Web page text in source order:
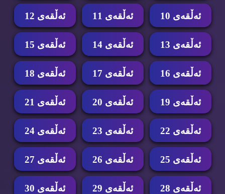
ئه‌ڵقه‌ی 10 ئه‌ڵقه‌ی 11 ئه‌ڵقه‌ی 12
ئه‌ڵقه‌ی 13 ئه‌ڵقه‌ی 14 ئه‌ڵقه‌ی 15
ئه‌ڵقه‌ی 16 ئه‌ڵقه‌ی 17 ئه‌ڵقه‌ی 18
ئه‌ڵقه‌ی 19 ئه‌ڵقه‌ی 20 ئه‌ڵقه‌ی 21
ئه‌ڵقه‌ی 22 ئه‌ڵقه‌ی 23 ئه‌ڵقه‌ی 24
ئه‌ڵقه‌ی 25 ئه‌ڵقه‌ی 26 ئه‌ڵقه‌ی 27
ئه‌ڵقه‌ی 28 ئه‌ڵقه‌ی 29 ئه‌ڵقه‌ی 30